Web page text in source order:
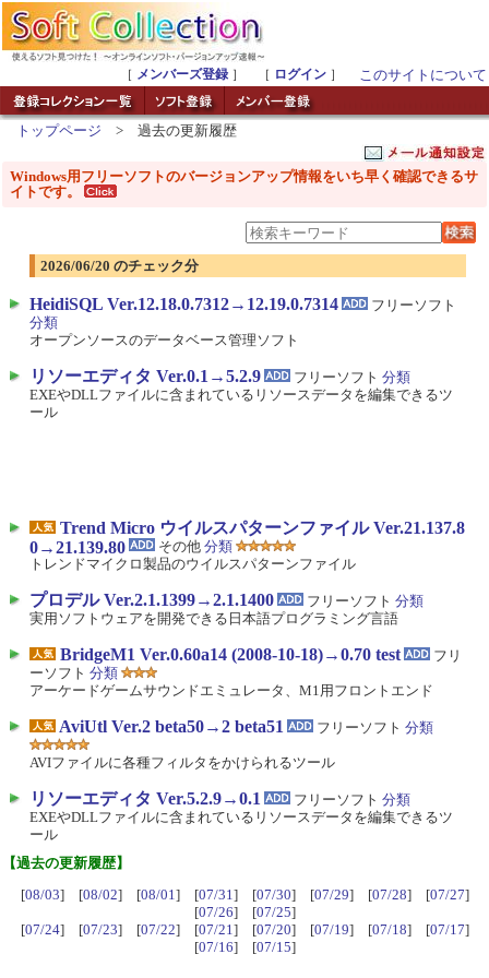
［ メンバーズ登録 ］ ［ ログイン ］ このサイトについて
トップページ > 過去の更新履歴
Windows用フリーソフトのバージョンアップ情報をいち早く確認できるサ
イトです。
2026/06/20 のチェック分
HeidiSQL Ver.12.18.0.7312→12.19.0.7314
フリーソフト
分類
オープンソースのデータベース管理ソフト
リソーエディタ Ver.0.1→5.2.9 フリーソフト 分類
EXEやDLLファイルに含まれているリソースデータを編集できるツ
ール
Trend Micro ウイルスパターンファイル Ver.21.137.8
0→21.139.80 その他 分類
トレンドマイクロ製品のウイルスパターンファイル
プロデル Ver.2.1.1399→2.1.1400 フリーソフト 分類
実用ソフトウェアを開発できる日本語プログラミング言語
BridgeM1 Ver.0.60a14 (2008-10-18)→0.70 test
フリ
ーソフト 分類
アーケードゲームサウンドエミュレータ、M1用フロントエンド
AviUtl Ver.2 beta50→2 beta51 フリーソフト 分類
AVIファイルに各種フィルタをかけられるツール
リソーエディタ Ver.5.2.9→0.1 フリーソフト 分類
EXEやDLLファイルに含まれているリソースデータを編集できるツ
ール
【過去の更新履歴】
[08/03] [08/02] [08/01] [07/31] [07/30] [07/29] [07/28] [07/27]
[07/26] [07/25]
[07/24] [07/23] [07/22] [07/21] [07/20] [07/19] [07/18] [07/17]
[07/16] [07/15]